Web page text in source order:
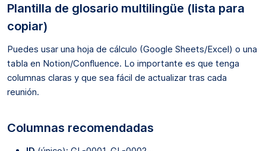
Plantilla de glosario multilingüe (lista para
copiar)
Puedes usar una hoja de cálculo (Google Sheets/Excel) o una
tabla en Notion/Confluence. Lo importante es que tenga
columnas claras y que sea fácil de actualizar tras cada
reunión.
Columnas recomendadas